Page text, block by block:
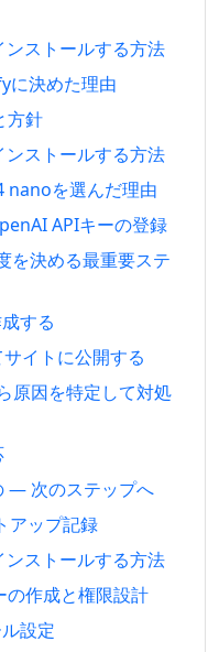
ストールする方法
に決めた理由
方針
ストールする方法
nanoを選んだ理由
APIキーの登録
を決める最重要ステ
する
イトに公開する
原因を特定して対処
— 次のステップへ
アップ記録
ストールする方法
の作成と権限設計
設定